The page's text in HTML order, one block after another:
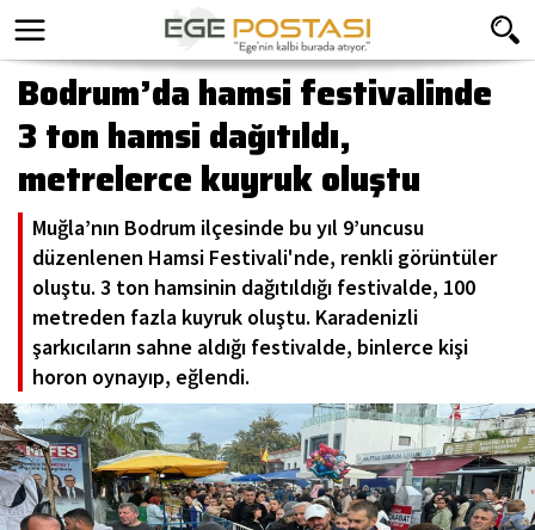
Bodrum’da hamsi festivalinde
3 ton hamsi dağıtıldı,
metrelerce kuyruk oluştu
Muğla’nın Bodrum ilçesinde bu yıl 9’uncusu
düzenlenen Hamsi Festivali'nde, renkli görüntüler
oluştu. 3 ton hamsinin dağıtıldığı festivalde, 100
metreden fazla kuyruk oluştu. Karadenizli
şarkıcıların sahne aldığı festivalde, binlerce kişi
horon oynayıp, eğlendi.